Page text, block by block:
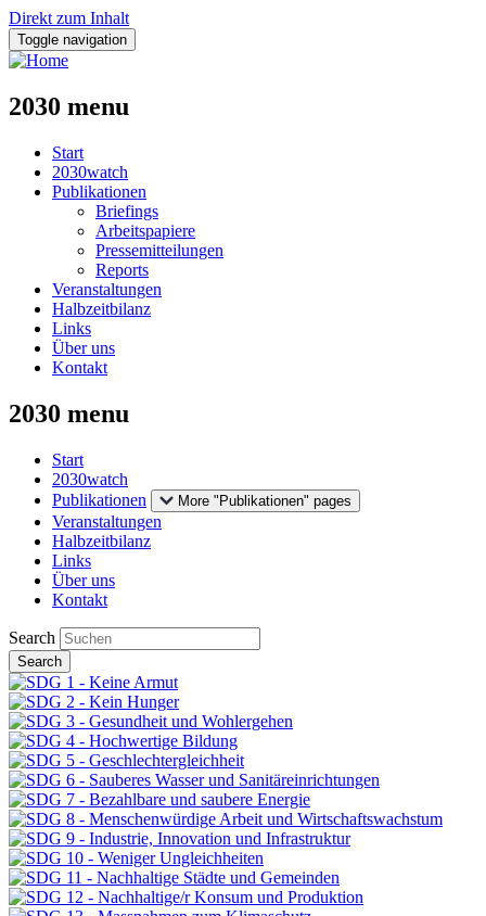
Direkt zum Inhalt
Toggle navigation
2030 menu
Start
2030watch
Publikationen
Briefings
Arbeitspapiere
Pressemitteilungen
Reports
Veranstaltungen
Halbzeitbilanz
Links
Über uns
Kontakt
2030 menu
Start
2030watch
Publikationen
More "Publikationen" pages
Veranstaltungen
Halbzeitbilanz
Links
Über uns
Kontakt
Search